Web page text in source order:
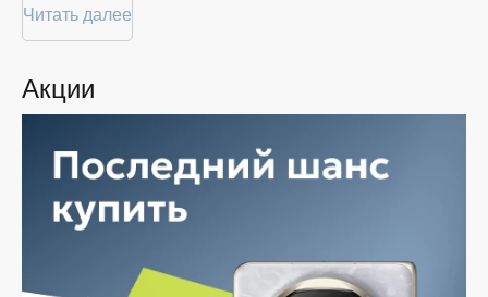
Покупателям доступна покупка Honor 90 по
привлекательной цене: мы регулярно обновляем
предоставляем большой выбор продукции. В нашем
магазине в Липецке вы всегда найдёте нужный
быстро — независимо от объема, с возможностью
выполнить бесплатную доставку.
Планируете покупку в рассрочку? У нас есть такая
услуга. Мы предлагаем удобные условия оплаты,
выберите нужную позицию, добавьте в корзину и
оформите заявку — купить Honor 90 в Липецке вы
Читать далее
Акции